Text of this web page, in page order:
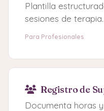
Plantilla
sesiones de terapia.
Para Profesionales
Registro de
Documenta horas